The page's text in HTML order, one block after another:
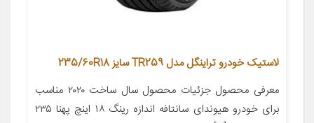
لاستیک خودرو تراینگل مدل TR259 سایز 235/60R18
معرفی محصول جزئیات محصول سال ساخت ۲۰۲۰ مناسب
برای خودرو هیوندای سانتافه اندازه رینگ ۱۸ اینچ پهنا ۲۳۵